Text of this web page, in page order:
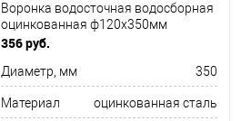
Воронка водосточная водосборная
оцинкованная ф120х350мм
356 руб.
Диаметр, мм 350
Материал оцинкованная сталь